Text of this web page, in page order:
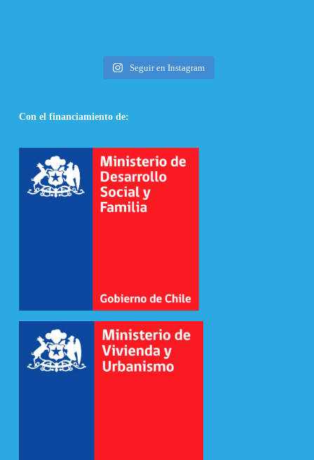
Seguir en Instagram
Con el financiamiento de: